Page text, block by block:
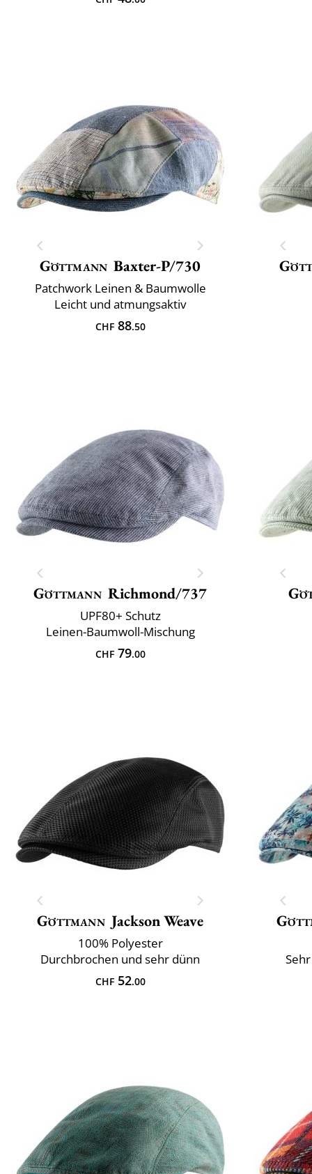
Göttmann Baxter-P/730
Patchwork Leinen & Baumwolle
Leicht und atmungsaktiv
CHF88.50
Göttmann Richmond/737
UPF80+ Schutz
Leinen-Baumwoll-Mischung
CHF79.00
Göttmann Jackson Weave
100% Polyester
Durchbrochen und sehr dünn
CHF52.00